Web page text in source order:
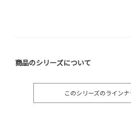
商品のシリーズについて
このシリーズのライン